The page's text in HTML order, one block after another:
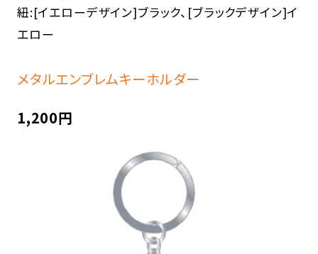
紐:[イエローデザイン]ブラック、[ブラックデザイン]イ
エロー
メタルエンブレムキーホルダー
1,200円